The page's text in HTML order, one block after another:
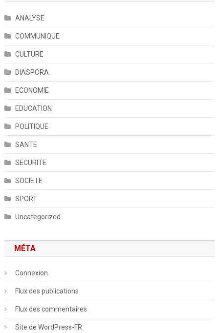
ANALYSE
COMMUNIQUE
CULTURE
DIASPORA
ECONOMIE
EDUCATION
POLITIQUE
SANTE
SECURITE
SOCIETE
SPORT
Uncategorized
MÉTA
Connexion
Flux des publications
Flux des commentaires
Site de WordPress-FR